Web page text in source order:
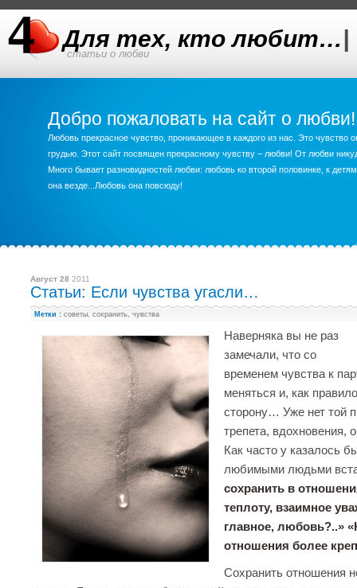
Для тех, кто любит…|
статьи о любви
Добро пожаловать на сайт о любви!
Любовь прекрасное чувство, проникающее в каждого из нас. Это чувство
грудью. Этот сайт посвящен прекрасному чувству – любви! От любви
Много бывает разновидностей любви: любовь ко второй половинке, к
она везде...Любовь она повсюду!
Август 28 2011
Статьи: Если чувства угасли…
Метки : советы, сохранить, чувства
Наверняка вы не раз
замечали, что со
временем чувства к
меняться и, как
сторону… Уже нет той
трепета,
Как часто у казалось
любимыми людьми
сохранить в
теплоту, взаимное
главное, любовь?..»
отношения более
Сохранить отношения